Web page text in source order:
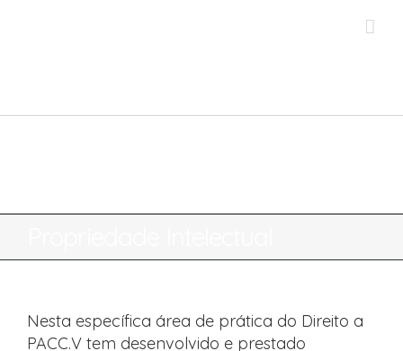
Nesta específica área de prática do Direito a
PACC.V tem desenvolvido e prestado